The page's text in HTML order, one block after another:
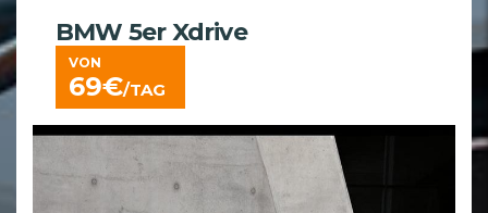
BMW 5er Xdrive
VON
69€/TAG